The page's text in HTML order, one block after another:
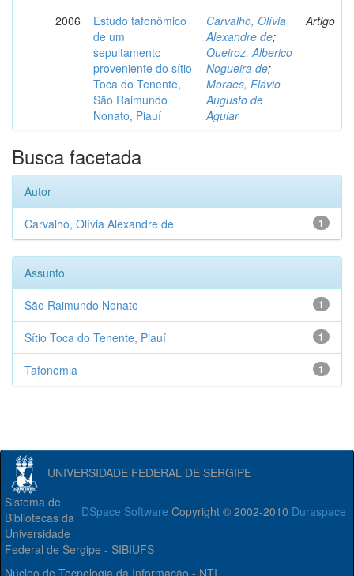
2006
Estudo tafonômico
de um
sepultamento
proveniente do sítio
Toca do Tenente,
São Raimundo
Nonato, Piauí
Carvalho, Olívia
Alexandre de;
Queiroz, Alberico
Nogueira de;
Moraes, Flávio
Augusto de
Aguiar
Artigo
Busca facetada
Autor
1
Carvalho, Olívia Alexandre de
Assunto
1
São Raimundo Nonato
1
Sítio Toca do Tenente, Piauí
1
Tafonomia
UNIVERSIDADE FEDERAL DE SERGIPE
DSpace Software Copyright © 2002-2010 Duraspace
Sistema de
Bibliotecas da
Universidade
Federal de Sergipe - SIBIUFS
Núcleo de Tecnologia da Informação - NTI